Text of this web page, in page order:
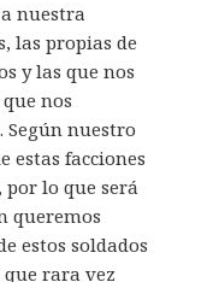
nuestra
las propias de
y las que nos
nos
nuestro
estas facciones
por lo que será
queremos
estos soldados
rara vez